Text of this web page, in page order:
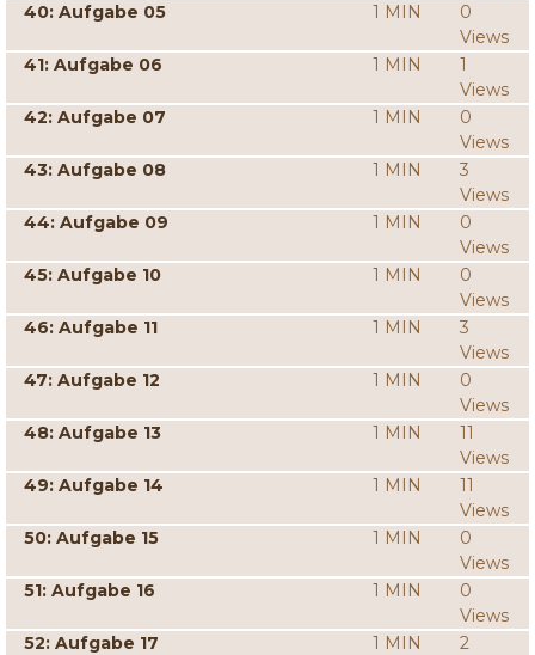
40: Aufgabe 05
1 MIN
0
Views
41: Aufgabe 06
1 MIN
1
Views
42: Aufgabe 07
1 MIN
0
Views
43: Aufgabe 08
1 MIN
3
Views
44: Aufgabe 09
1 MIN
0
Views
45: Aufgabe 10
1 MIN
0
Views
46: Aufgabe 11
1 MIN
3
Views
47: Aufgabe 12
1 MIN
0
Views
48: Aufgabe 13
1 MIN
11
Views
49: Aufgabe 14
1 MIN
11
Views
50: Aufgabe 15
1 MIN
0
Views
51: Aufgabe 16
1 MIN
0
Views
52: Aufgabe 17
1 MIN
2